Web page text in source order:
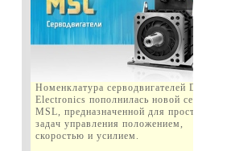
Номенклатура серводвигателей Delta
Electronics пополнилась новой серией
MSL, предназначенной для простых
задач управления положением,
скоростью и усилием.